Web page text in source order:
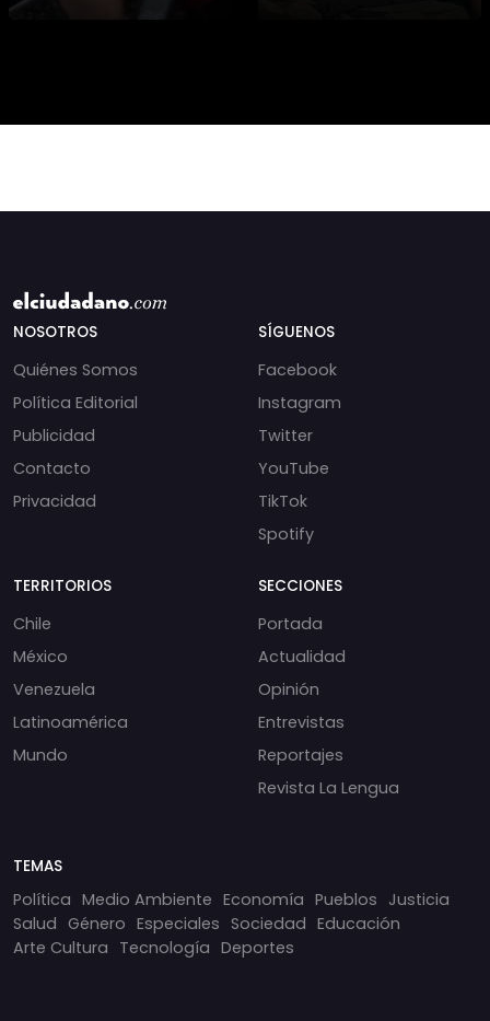
NOSOTROS
Quiénes Somos
Política Editorial
Publicidad
Contacto
Privacidad
SÍGUENOS
Facebook
Instagram
Twitter
YouTube
TikTok
Spotify
TERRITORIOS
Chile
México
Venezuela
Latinoamérica
Mundo
SECCIONES
Portada
Actualidad
Opinión
Entrevistas
Reportajes
Revista La Lengua
TEMAS
Política Medio Ambiente Economía Pueblos Justicia
Salud Género Especiales Sociedad Educación
Arte Cultura Tecnología Deportes